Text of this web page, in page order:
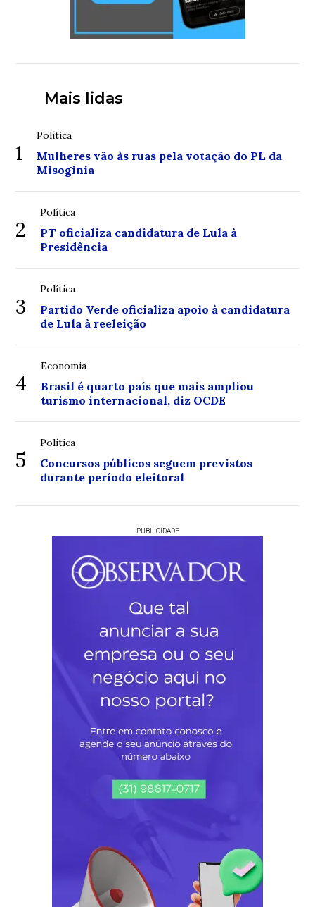
Mais lidas
1
Política
Mulheres vão às ruas pela votação do PL da
Misoginia
2
Política
PT oficializa candidatura de Lula à
Presidência
3
Política
Partido Verde oficializa apoio à candidatura
de Lula à reeleição
4
Economia
Brasil é quarto país que mais ampliou
turismo internacional, diz OCDE
5
Política
Concursos públicos seguem previstos
durante período eleitoral
PUBLICIDADE